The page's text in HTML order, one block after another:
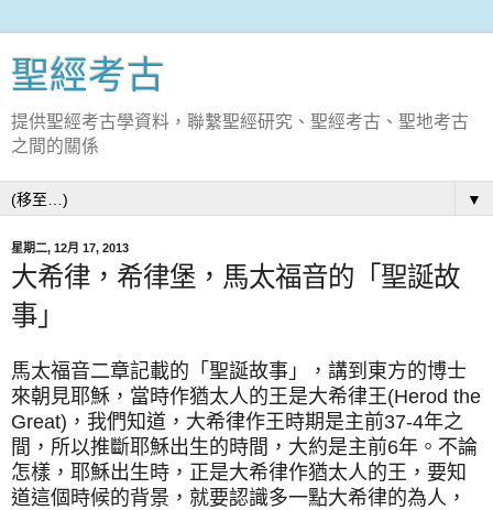
聖經考古
提供聖經考古學資料，聯繫聖經研究、聖經考古、聖地考古
之間的關係
▼
星期二, 12月 17, 2013
大希律，希律堡，馬太福音的「聖誕故
事」
馬太福音二章記載的「聖誕故事」，講到東方的博士
來朝見耶穌，當時作猶太人的王是大希律王(Herod the
Great)，我們知道，大希律作王時期是主前37-4年之
間，所以推斷耶穌出生的時間，大約是主前6年。不論
怎樣，耶穌出生時，正是大希律作猶太人的王，要知
道這個時候的背景，就要認識多一點大希律的為人，